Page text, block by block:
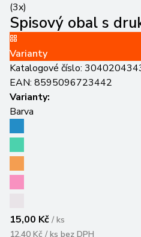
(3x)
Spisový obal s
Varianty
Katalogové číslo:
EAN: 8595096723442
Varianty:
Barva
15,00 Kč / ks
12,40 Kč / ks bez DPH